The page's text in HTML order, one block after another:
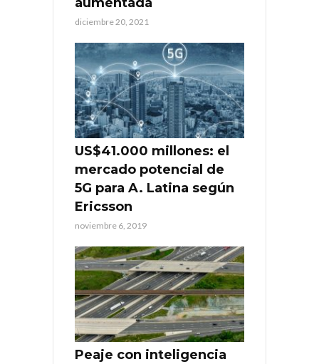
aumentada
diciembre 20, 2021
US$41.000 millones: el
mercado potencial de
5G para A. Latina según
Ericsson
noviembre 6, 2019
Peaje con inteligencia